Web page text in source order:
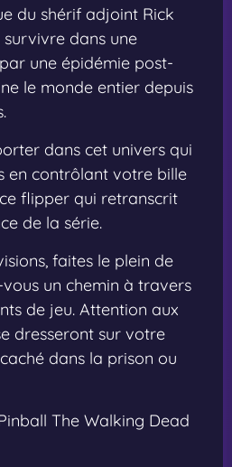
du shérif adjoint Rick
dans une
une épidémie post-
le monde entier depuis
dans cet univers qui
en contrôlant votre bille
flipper qui retranscrit
de la série.
faites le plein de
un chemin à travers
de jeu. Attention aux
dresseront sur votre
dans la prison ou
The Walking Dead